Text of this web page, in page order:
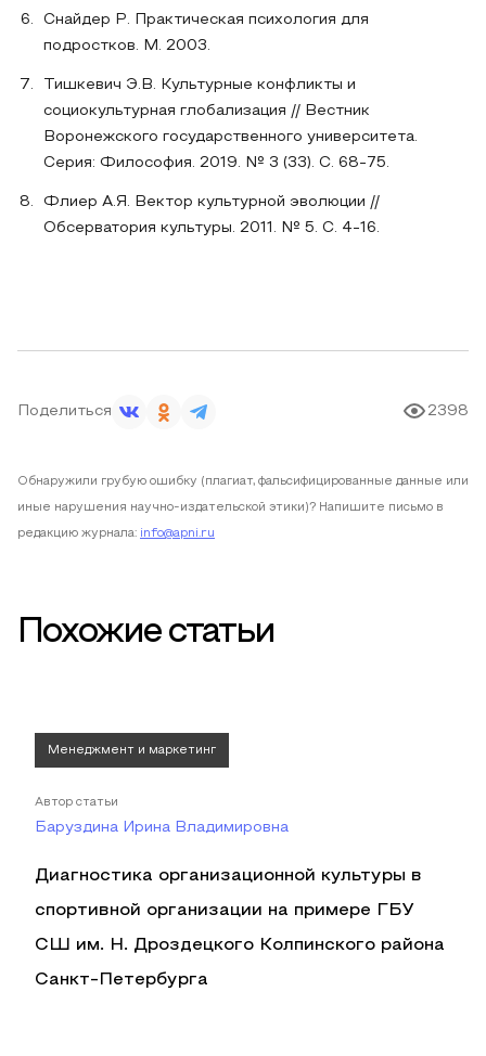
Снайдер Р. Практическая психология для
подростков. М. 2003.
Тишкевич Э.В. Культурные конфликты и
социокультурная глобализация // Вестник
Воронежского государственного университета.
Серия: Философия. 2019. № 3 (33). С. 68-75.
Флиер А.Я. Вектор культурной эволюции //
Обсерватория культуры. 2011. № 5. С. 4-16.
Поделиться 2398
Обнаружили грубую ошибку (плагиат, фальсифицированные данные или
иные нарушения научно-издательской этики)? Напишите письмо в
редакцию журнала: info@apni.ru
Похожие статьи
Менеджмент и маркетинг
Автор статьи
Баруздина Ирина Владимировна
Диагностика организационной культуры в
спортивной организации на примере ГБУ
СШ им. Н. Дроздецкого Колпинского района
Санкт-Петербурга